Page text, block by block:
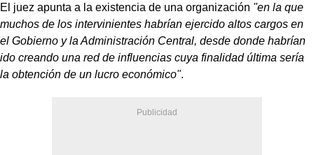
El juez apunta a la existencia de una organización "en la que
muchos de los intervinientes habrían ejercido altos cargos en
el Gobierno y la Administración Central, desde donde habrían
ido creando una red de influencias cuya finalidad última sería
la obtención de un lucro económico".